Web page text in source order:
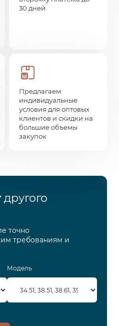
30 дней
Предлагаем
индивидуальные
условия для оптовых
клиентов и скидки на
большие объемы
закупок
другого
точно
требованиям и
Модель